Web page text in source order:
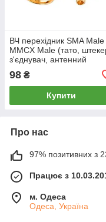
ВЧ перехідник SMA Male
MMCX Male (тато,
з'єднувач, антенний
адаптер для кабелів,
подовжувачів
98 ₴
Купити
Про нас
97% позитивних з
Працює з
м. Одеса
Одеса, Україна